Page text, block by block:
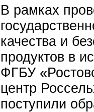
В рамках
качества и
продуктов в
ФГБУ
центр
поступили